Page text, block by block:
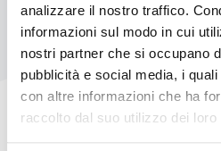
analizzare il nostro traffico.
informazioni sul modo in cui
nostri partner che si occupano
pubblicità e social media, i
con altre informazioni che ha
raccolto dal suo utilizzo dei loro